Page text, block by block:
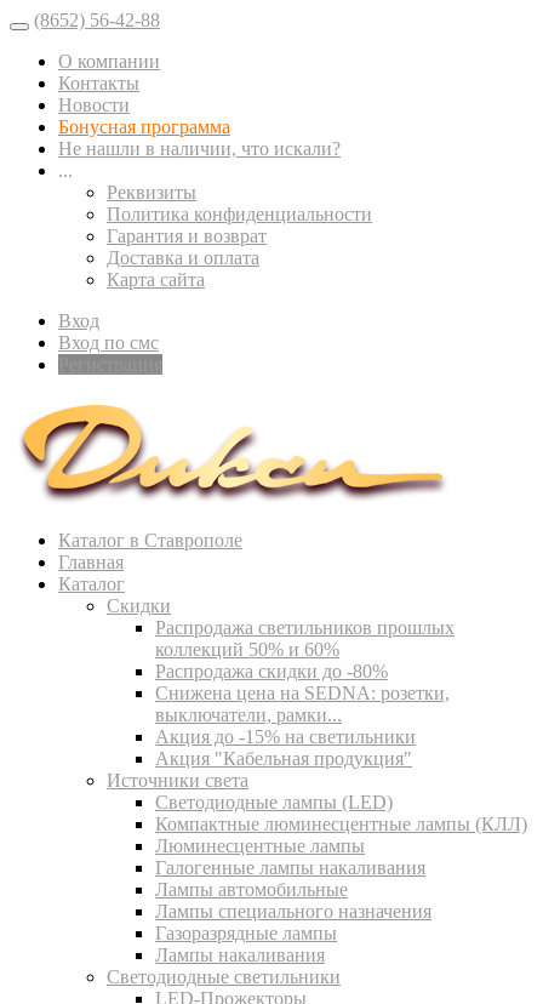
(8652) 56-42-88
О компании
Контакты
Новости
Бонусная программа
Не нашли в наличии, что искали?
...
Реквизиты
Политика конфиденциальности
Гарантия и возврат
Доставка и оплата
Карта сайта
Вход
Вход по смс
Каталог в Ставрополе
Главная
Каталог
Скидки
Распродажа светильников прошлых
коллекций 50% и 60%
Распродажа скидки до -80%
Cнижена цена на SEDNA: розетки,
выключатели, рамки...
Акция до -15% на светильники
Акция "Кабельная продукция"
Источники света
Светодиодные лампы (LED)
Компактные люминесцентные лампы (КЛЛ)
Люминесцентные лампы
Галогенные лампы накаливания
Лампы автомобильные
Лампы специального назначения
Газоразрядные лампы
Лампы накаливания
Светодиодные светильники
LED-Прожекторы